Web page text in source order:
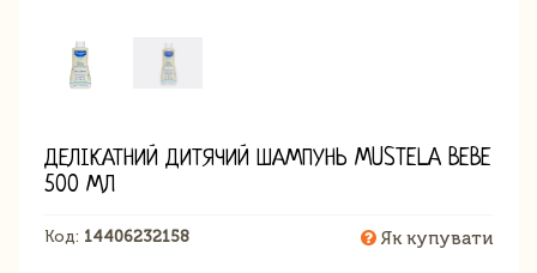
ДЕЛІКАТНИЙ ДИТЯЧИЙ ШАМПУНЬ MUSTELA BEBE
500 МЛ
Код: 14406232158 Як купувати